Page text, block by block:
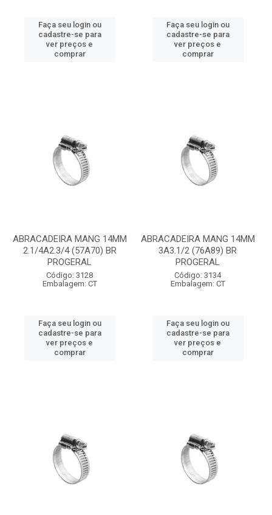
Faça seu login ou
cadastre-se para
ver preços e
comprar
Faça seu login ou
cadastre-se para
ver preços e
comprar
ABRACADEIRA MANG 14MM
2.1/4A2.3/4 (57A70) BR
PROGERAL
Código: 3128
Embalagem: CT
Faça seu login ou
cadastre-se para
ver preços e
comprar
ABRACADEIRA MANG 14MM
3A3.1/2 (76A89) BR
PROGERAL
Código: 3134
Embalagem: CT
Faça seu login ou
cadastre-se para
ver preços e
comprar